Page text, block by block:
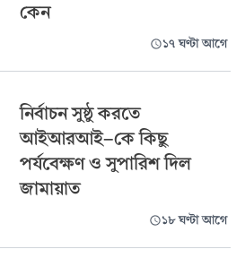
কেন
১৭ ঘণ্টা আগে
নির্বাচন সুষ্ঠু করতে
আইআরআই-কে কিছু
পর্যবেক্ষণ ও সুপারিশ দিল
জামায়াত
১৮ ঘণ্টা আগে